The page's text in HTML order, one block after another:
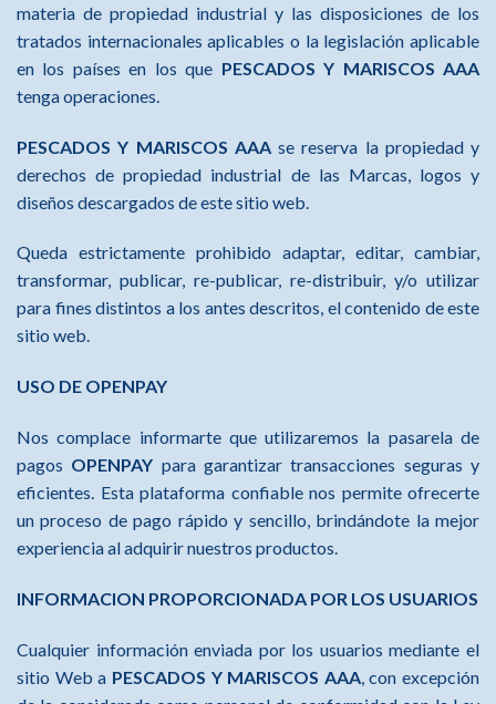
materia de propiedad industrial y las disposiciones de los
tratados internacionales aplicables o la legislación aplicable
en los países en los que PESCADOS Y MARISCOS AAA
tenga operaciones.
PESCADOS Y MARISCOS AAAse reserva la propiedad y
derechos de propiedad industrial de las Marcas, logos y
diseños descargados de este sitio web.
Queda estrictamente prohibido adaptar, editar, cambiar,
transformar, publicar, re-publicar, re-distribuir, y/o utilizar
para fines distintos a los antes descritos, el contenido de este
sitio web.
USO DE OPENPAY
Nos complace informarte que utilizaremos la pasarela de
pagos OPENPAY para garantizar transacciones seguras y
eficientes. Esta plataforma confiable nos permite ofrecerte
un proceso de pago rápido y sencillo, brindándote la mejor
experiencia al adquirir nuestros productos.
INFORMACION PROPORCIONADA POR LOS USUARIOS
Cualquier información enviada por los usuarios mediante el
sitio Web a PESCADOS Y MARISCOS AAA, con excepción